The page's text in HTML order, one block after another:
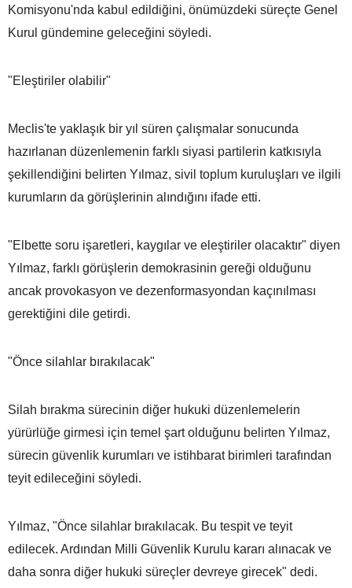
Komisyonu'nda kabul edildiğini, önümüzdeki süreçte Genel
Kurul gündemine geleceğini söyledi.
"Eleştiriler olabilir"
Meclis'te yaklaşık bir yıl süren çalışmalar sonucunda
hazırlanan düzenlemenin farklı siyasi partilerin katkısıyla
şekillendiğini belirten Yılmaz, sivil toplum kuruluşları ve ilgili
kurumların da görüşlerinin alındığını ifade etti.
"Elbette soru işaretleri, kaygılar ve eleştiriler olacaktır" diyen
Yılmaz, farklı görüşlerin demokrasinin gereği olduğunu
ancak provokasyon ve dezenformasyondan kaçınılması
gerektiğini dile getirdi.
"Önce silahlar bırakılacak"
Silah bırakma sürecinin diğer hukuki düzenlemelerin
yürürlüğe girmesi için temel şart olduğunu belirten Yılmaz,
sürecin güvenlik kurumları ve istihbarat birimleri tarafından
teyit edileceğini söyledi.
Yılmaz, "Önce silahlar bırakılacak. Bu tespit ve teyit
edilecek. Ardından Milli Güvenlik Kurulu kararı alınacak ve
daha sonra diğer hukuki süreçler devreye girecek" dedi.